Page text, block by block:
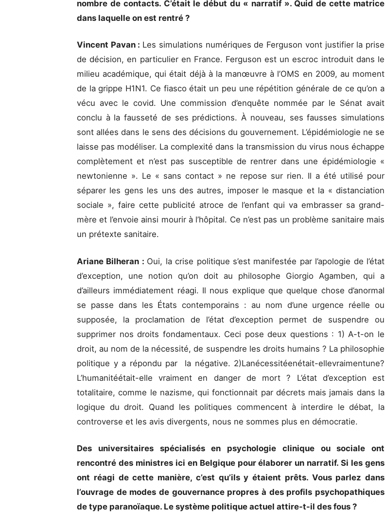
nombre de contacts. C’était le début du « narratif ». Quid de cette matrice
dans laquelle on est rentré ?
Vincent Pavan : Les simulations numériques de Ferguson vont justifier la prise
de décision, en particulier en France. Ferguson est un escroc introduit dans le
milieu académique, qui était déjà à la manœuvre à l’OMS en 2009, au moment
de la grippe H1N1. Ce fiasco était un peu une répétition générale de ce qu’on a
vécu avec le covid. Une commission d’enquête nommée par le Sénat avait
conclu à la fausseté de ses prédictions. À nouveau, ses fausses simulations
sont allées dans le sens des décisions du gouvernement. L’épidémiologie ne se
laisse pas modéliser. La complexité dans la transmission du virus nous échappe
complètement et n’est pas susceptible de rentrer dans une épidémiologie «
newtonienne ». Le « sans contact » ne repose sur rien. Il a été utilisé pour
séparer les gens les uns des autres, imposer le masque et la « distanciation
sociale », faire cette publicité atroce de l’enfant qui va embrasser sa grand-
mère et l’envoie ainsi mourir à l’hôpital. Ce n’est pas un problème sanitaire mais
un prétexte sanitaire.
Ariane Bilheran : Oui, la crise politique s’est manifestée par l’apologie de l’état
d’exception, une notion qu’on doit au philosophe Giorgio Agamben, qui a
d’ailleurs immédiatement réagi. Il nous explique que quelque chose d’anormal
se passe dans les États contemporains : au nom d’une urgence réelle ou
supposée, la proclamation de l’état d’exception permet de suspendre ou
supprimer nos droits fondamentaux. Ceci pose deux questions : 1) A-t-on le
droit, au nom de la nécessité, de suspendre les droits humains ? La philosophie
politique y a répondu par la négative. 2)Lanécessitéenétait-ellevraimentune?
L’humanitéétait-elle vraiment en danger de mort ? L’état d’exception est
totalitaire, comme le nazisme, qui fonctionnait par décrets mais jamais dans la
logique du droit. Quand les politiques commencent à interdire le débat, la
controverse et les avis divergents, nous ne sommes plus en démocratie.
Des universitaires spécialisés en psychologie clinique ou sociale ont
rencontré des ministres ici en Belgique pour élaborer un narratif. Si les gens
ont réagi de cette manière, c’est qu’ils y étaient prêts. Vous parlez dans
l’ouvrage de modes de gouvernance propres à des profils psychopathiques
de type paranoïaque. Le système politique actuel attire-t-il des fous ?